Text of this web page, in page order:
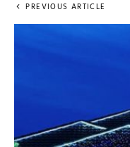
PREVIOUS ARTICLE